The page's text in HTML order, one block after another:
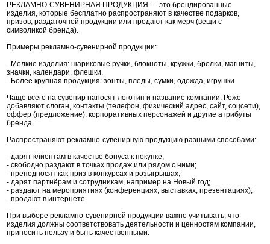
РЕКЛАМНО-СУВЕНИРНАЯ ПРОДУКЦИЯ — это брендированные
изделия, которые бесплатно распространяют в качестве подарков,
призов, раздаточной продукции или продают как мерч (вещи с
символикой бренда).
Примеры рекламно-сувенирной продукции:
- Мелкие изделия: шариковые ручки, блокноты, кружки, брелки, магниты,
значки, календари, флешки.
- Более крупная продукция: зонты, пледы, сумки, одежда, игрушки.
Чаще всего на сувенир наносят логотип и название компании. Реже
добавляют слоган, контакты (телефон, физический адрес, сайт, соцсети),
оффер (предложение), корпоративных персонажей и другие атрибуты
бренда.
Распространяют рекламно-сувенирную продукцию разными способами:
- дарят клиентам в качестве бонуса к покупке;
- свободно раздают в точках продаж или рядом с ними;
- преподносят как приз в конкурсах и розыгрышах;
- дарят партнёрам и сотрудникам, например на Новый год;
- раздают на мероприятиях (конференциях, выставках, презентациях);
- продают в интернете.
При выборе рекламно-сувенирной продукции важно учитывать, что
изделия должны соответствовать деятельности и ценностям компании,
приносить пользу и быть качественными.